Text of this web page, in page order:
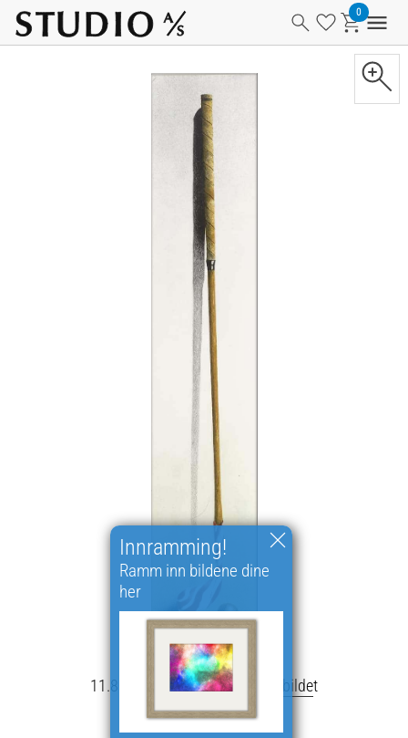
11.8 x 64.8 cm -Les mer Del bildet
Innramming!
Ramm inn bildene dine
her